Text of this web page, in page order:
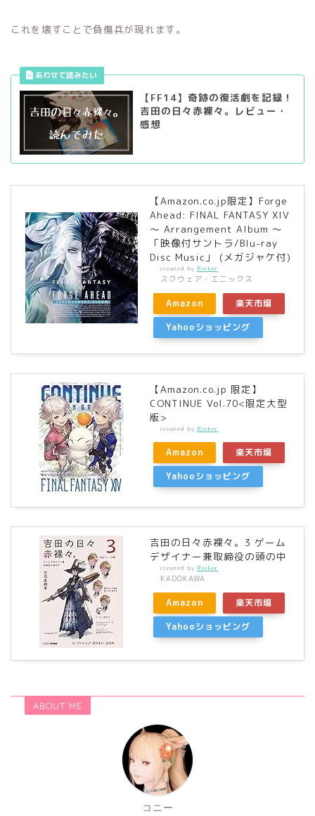
これを壊すことで負傷兵が現れます。
【FF14】奇跡の復活劇を記録！
吉田の日々赤裸々。レビュー・
感想
【Amazon.co.jp限定】Forge
Ahead: FINAL FANTASY XIV
～ Arrangement Album ～
「映像付サントラ/Blu-ray
Disc Music」 (メガジャケ付)
created by Rinker
スクウェア・エニックス
Amazon
楽天市場
Yahooショッピング
【Amazon.co.jp 限定】
CONTINUE Vol.70<限定大型
版>
created by Rinker
Amazon
楽天市場
Yahooショッピング
吉田の日々赤裸々。3 ゲーム
デザイナー兼取締役の頭の中
created by Rinker
KADOKAWA
Amazon
楽天市場
Yahooショッピング
ABOUT ME
コニー